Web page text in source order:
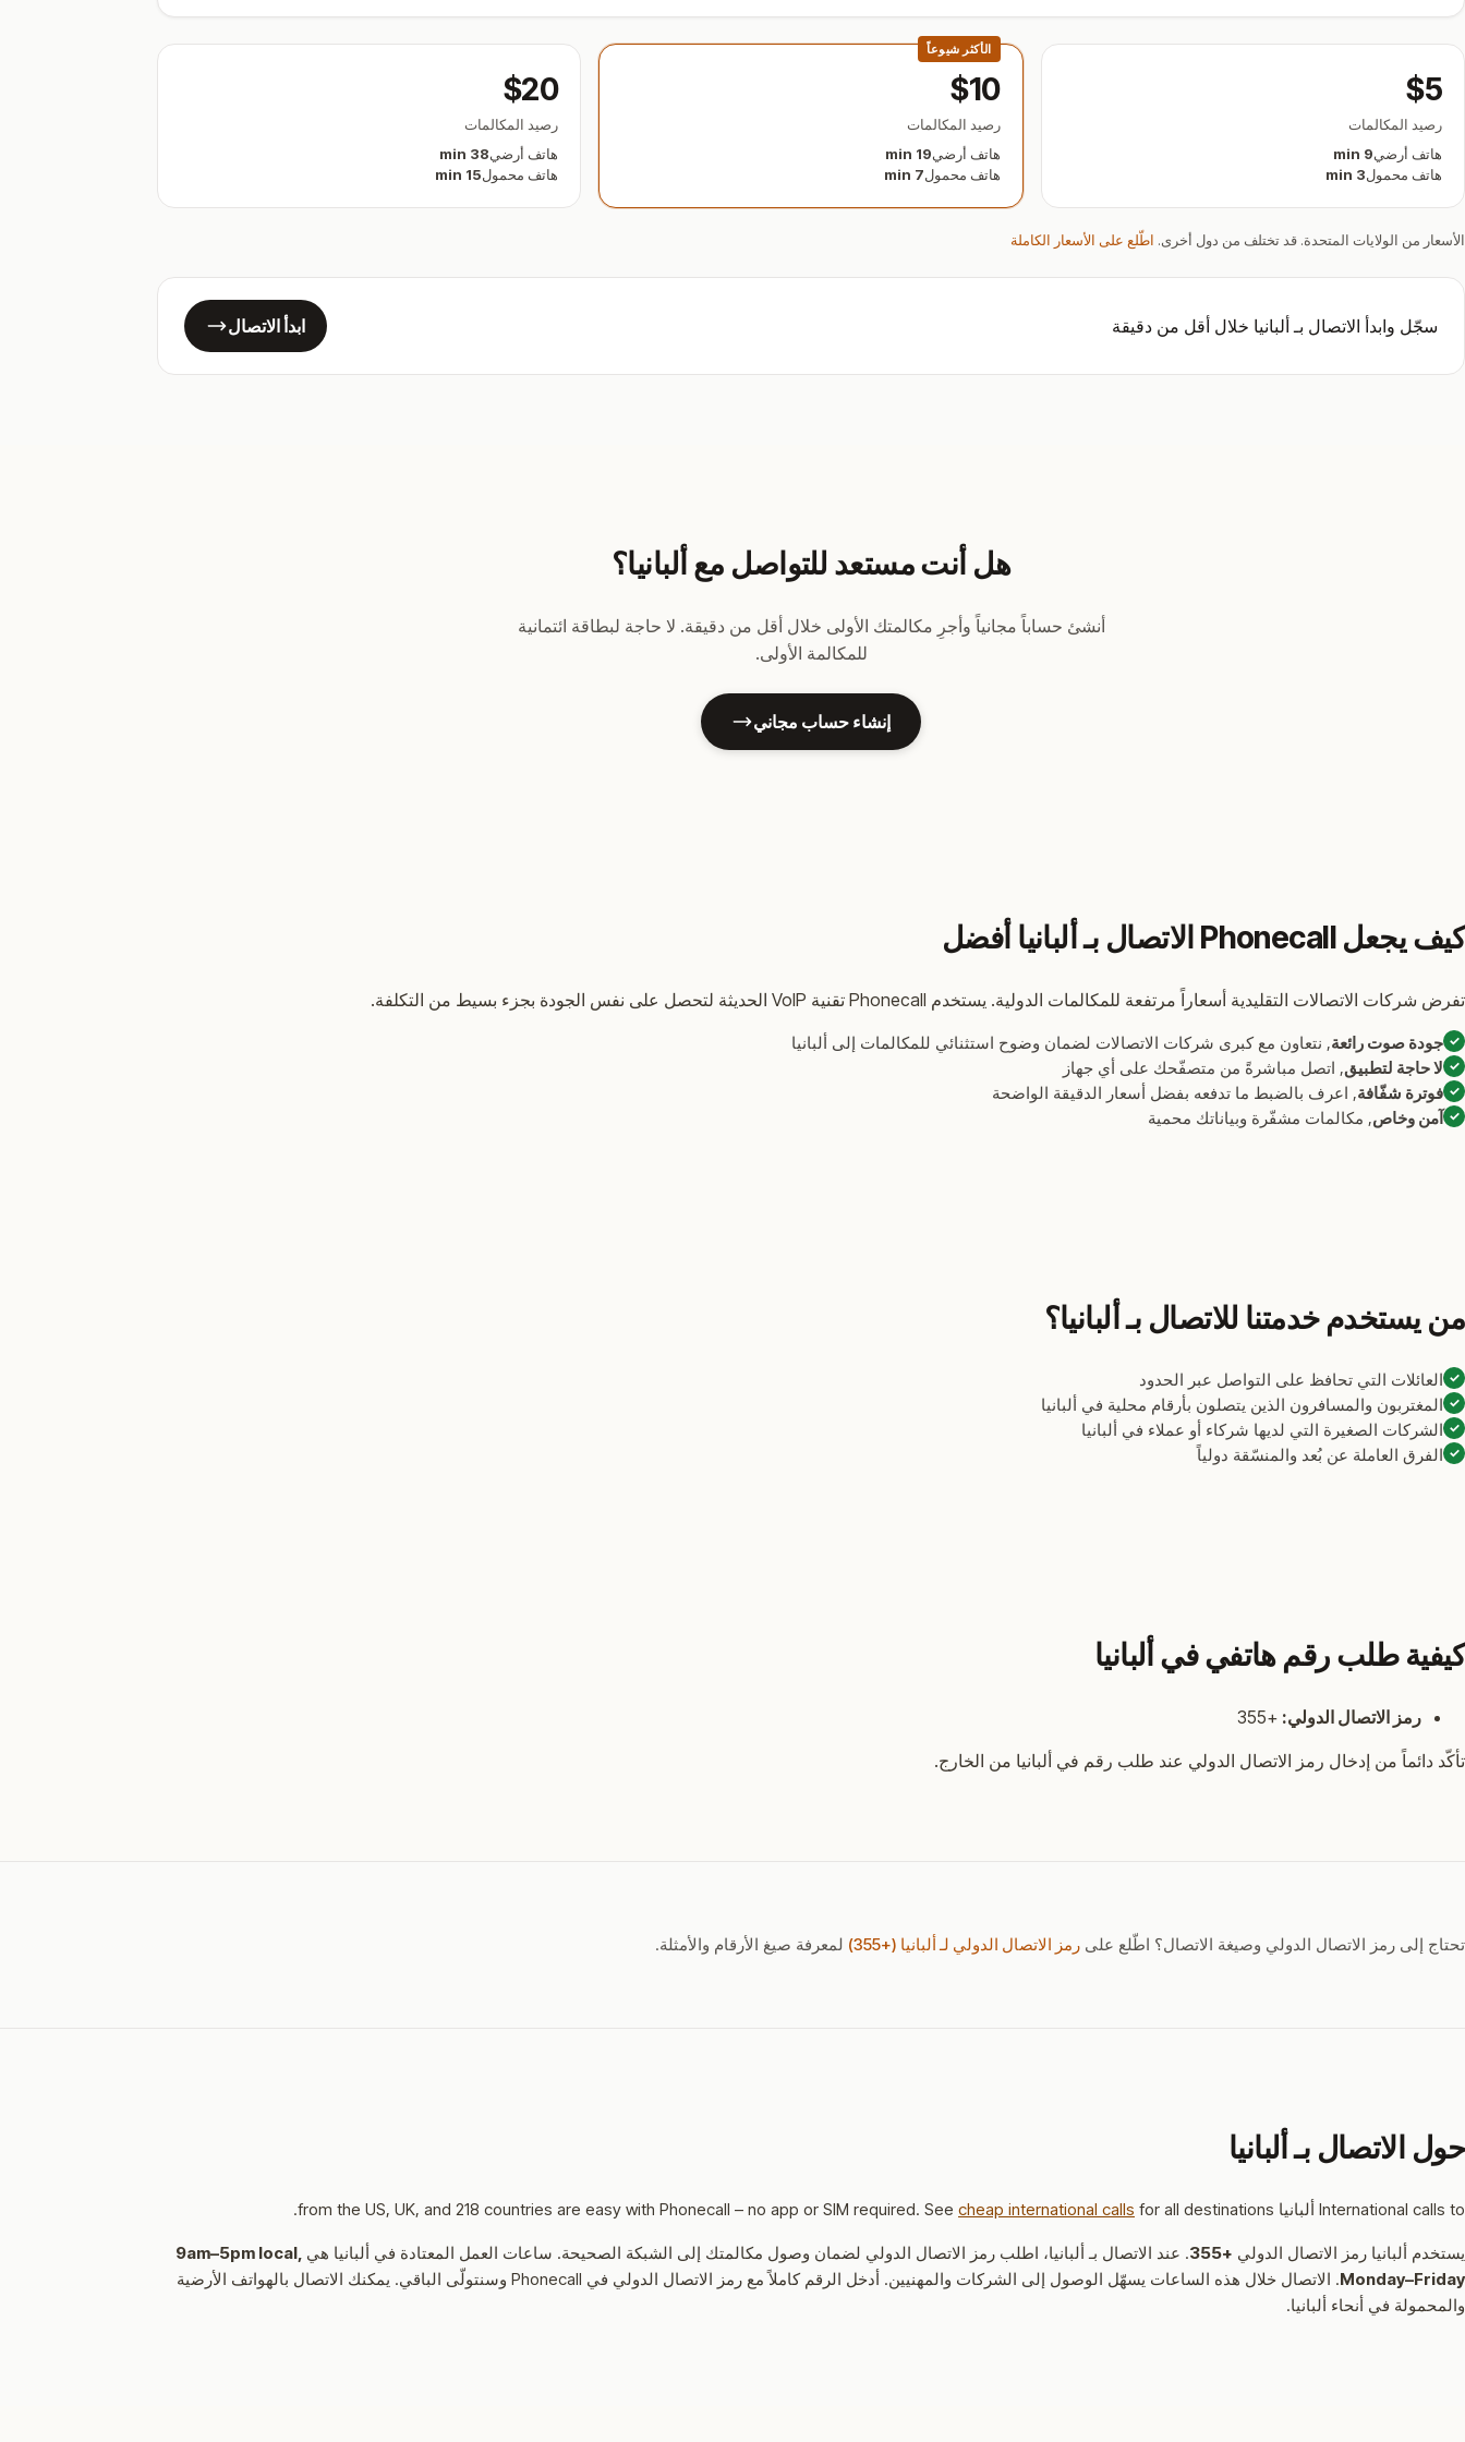
$5
رصيد المكالمات
هاتف أرضي9 min
هاتف محمول3 min
الأكثر شيوعاً
$10
رصيد المكالمات
هاتف أرضي19 min
هاتف محمول7 min
$20
رصيد المكالمات
هاتف أرضي38 min
هاتف محمول15 min
الأسعار من الولايات المتحدة. قد تختلف من دول أخرى. اطّلع على الأسعار الكاملة
سجّل وابدأ الاتصال بـ ألبانيا خلال أقل من دقيقة ابدأ الاتصال
هل أنت مستعد للتواصل مع ألبانيا؟
أنشئ حساباً مجانياً وأجرِ مكالمتك الأولى خلال أقل من دقيقة. لا حاجة لبطاقة ائتمانية
للمكالمة الأولى.
إنشاء حساب مجاني
كيف يجعل Phonecall الاتصال بـ ألبانيا أفضل
تفرض شركات الاتصالات التقليدية أسعاراً مرتفعة للمكالمات الدولية. يستخدم Phonecall تقنية VoIP الحديثة لتحصل على نفس الجودة بجزء بسيط من التكلفة.
✓ جودة صوت رائعة, نتعاون مع كبرى شركات الاتصالات لضمان وضوح استثنائي للمكالمات إلى ألبانيا
✓ لا حاجة لتطبيق, اتصل مباشرةً من متصفّحك على أي جهاز
✓ فوترة شفّافة, اعرف بالضبط ما تدفعه بفضل أسعار الدقيقة الواضحة
✓ آمن وخاص, مكالمات مشفّرة وبياناتك محمية
من يستخدم خدمتنا للاتصال بـ ألبانيا؟
✓ العائلات التي تحافظ على التواصل عبر الحدود
✓ المغتربون والمسافرون الذين يتصلون بأرقام محلية في ألبانيا
✓ الشركات الصغيرة التي لديها شركاء أو عملاء في ألبانيا
✓ الفرق العاملة عن بُعد والمنسّقة دولياً
كيفية طلب رقم هاتفي في ألبانيا
رمز الاتصال الدولي: +355
تأكّد دائماً من إدخال رمز الاتصال الدولي عند طلب رقم في ألبانيا من الخارج.
تحتاج إلى رمز الاتصال الدولي وصيغة الاتصال؟ اطّلع على رمز الاتصال الدولي لـ ألبانيا (+355) لمعرفة صيغ الأرقام والأمثلة.
حول الاتصال بـ ألبانيا
International calls to ألبانيا from the US, UK, and 218 countries are easy with Phonecall – no app or SIM required. See cheap international calls for all destinations.
يستخدم ألبانيا رمز الاتصال الدولي +355
. عند الاتصال بـ ألبانيا، اطلب رمز الاتصال الدولي لضمان وصول مكالمتك إلى الشبكة الصحيحة. ساعات العمل المعتادة في ألبانيا هي 9am–5pm local,
Monday–Friday
. الاتصال خلال هذه الساعات يسهّل الوصول إلى الشركات والمهنيين.
أدخل الرقم كاملاً مع رمز الاتصال الدولي في Phonecall وسنتولّى الباقي. يمكنك الاتصال بالهواتف الأرضية
والمحمولة في أنحاء ألبانيا.